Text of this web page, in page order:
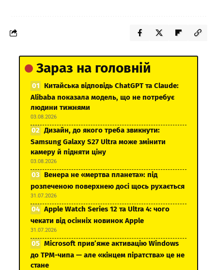
Зараз на головній
Китайська відповідь ChatGPT та Claude:
Alibaba показала модель, що не потребує
людини тижнями
03.08.2026
Дизайн, до якого треба звикнути:
Samsung Galaxy S27 Ultra може змінити
камеру й підняти ціну
03.08.2026
Венера не «мертва планета»: під
розпеченою поверхнею досі щось рухається
31.07.2026
Apple Watch Series 12 та Ultra 4: чого
чекати від осінніх новинок Apple
31.07.2026
Microsoft прив’яже активацію Windows
до TPM-чипа — але «кінцем піратства» це не
стане